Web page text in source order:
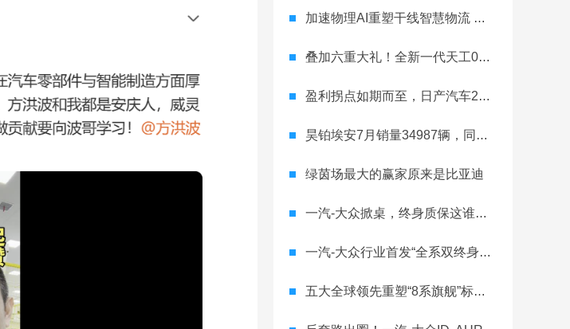
加速物理AI重塑干线智慧物流 智加科技战略合作图达通
叠加六重大礼！全新一代天工08 670 Max上市限时价17.99万元
盈利拐点如期而至，日产汽车26财年一季度财报释放稳健增长信号
昊铂埃安7月销量34987辆，同比增长31.74%，全新Ray系列蓄势待发
绿茵场最大的赢家原来是比亚迪
一汽-大众掀桌，终身质保这谁顶得住？
一汽-大众行业首发“全系双终身质保” 重树汽车服务新标杆
五大全球领先重塑“8系旗舰”标杆！神行者8首台量产车下线，8月10日预售